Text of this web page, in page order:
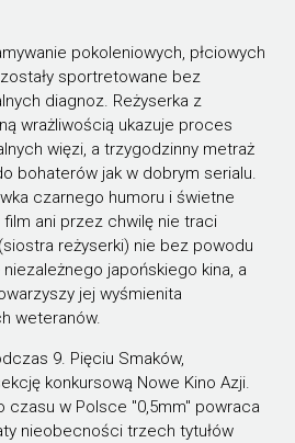
pokoleniowych, płciowych
sportretowane bez
diagnoz. Reżyserka z
wrażliwością ukazuje proces
więzi, a trzygodzinny metraż
bohaterów jak w dobrym serialu.
czarnego humoru i świetne
ani przez chwilę nie traci
reżyserki) nie bez powodu
japońskiego kina, a
jej wyśmienita
weteranów.
9. Pięciu Smaków,
konkursową Nowe Kino Azji.
czasu w Polsce "0,5mm" powraca
nieobecności trzech tytułów